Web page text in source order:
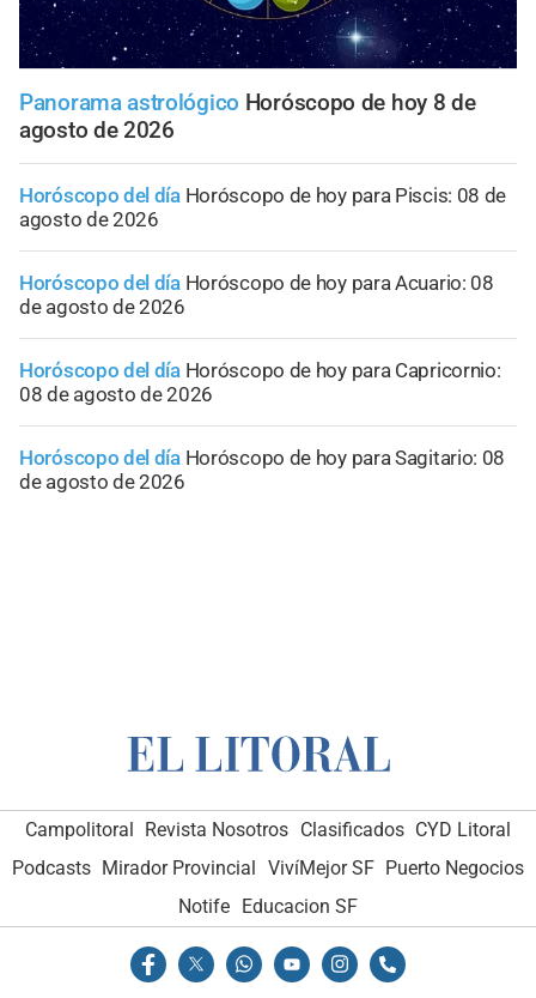
Panorama astrológico Horóscopo de hoy 8 de
agosto de 2026
Horóscopo del día Horóscopo de hoy para Piscis: 08 de
agosto de 2026
Horóscopo del día Horóscopo de hoy para Acuario: 08
de agosto de 2026
Horóscopo del día Horóscopo de hoy para Capricornio:
08 de agosto de 2026
Horóscopo del día Horóscopo de hoy para Sagitario: 08
de agosto de 2026
Campolitoral Revista Nosotros Clasificados CYD Litoral
Podcasts Mirador Provincial VivíMejor SF Puerto Negocios
Notife Educacion SF